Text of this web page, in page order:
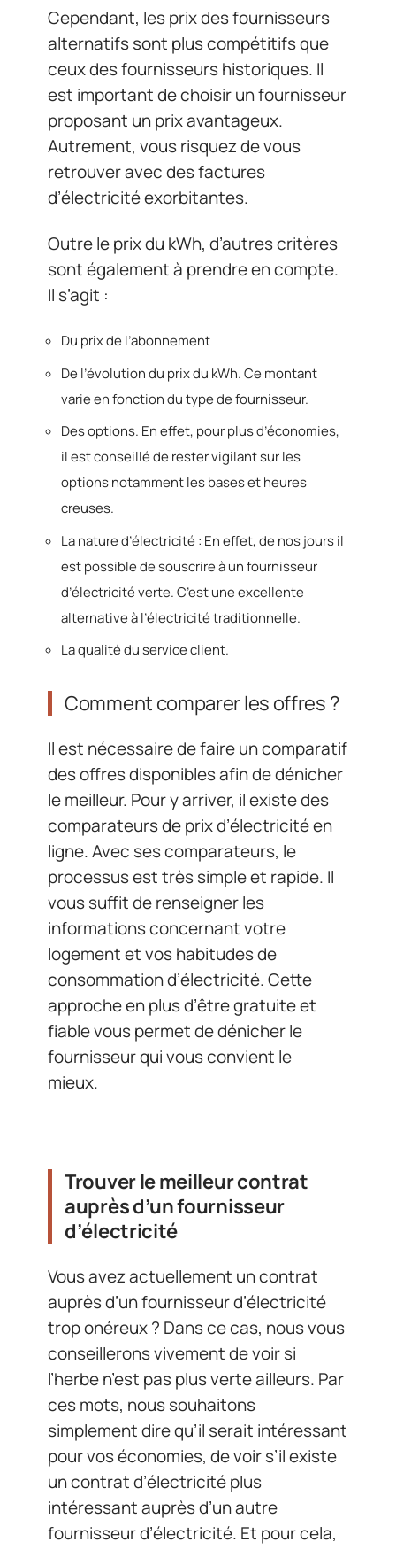
Cependant, les prix des fournisseurs
alternatifs sont plus compétitifs que
ceux des fournisseurs historiques. Il
est important de choisir un fournisseur
proposant un prix avantageux.
Autrement, vous risquez de vous
retrouver avec des factures
d’électricité exorbitantes.
Outre le prix du kWh, d’autres critères
sont également à prendre en compte.
Il s’agit :
Du prix de l’abonnement
De l’évolution du prix du kWh. Ce montant
varie en fonction du type de fournisseur.
Des options. En effet, pour plus d’économies,
il est conseillé de rester vigilant sur les
options notamment les bases et heures
creuses.
La nature d’électricité : En effet, de nos jours il
est possible de souscrire à un fournisseur
d’électricité verte. C’est une excellente
alternative à l’électricité traditionnelle.
La qualité du service client.
Comment comparer les offres ?
Il est nécessaire de faire un comparatif
des offres disponibles afin de dénicher
le meilleur. Pour y arriver, il existe des
comparateurs de prix d’électricité en
ligne. Avec ses comparateurs, le
processus est très simple et rapide. Il
vous suffit de renseigner les
informations concernant votre
logement et vos habitudes de
consommation d’électricité. Cette
approche en plus d’être gratuite et
fiable vous permet de dénicher le
fournisseur qui vous convient le
mieux.
Trouver le meilleur contrat
auprès d’un fournisseur
d’électricité
Vous avez actuellement un contrat
auprès d’un fournisseur d’électricité
trop onéreux ? Dans ce cas, nous vous
conseillerons vivement de voir si
l’herbe n’est pas plus verte ailleurs. Par
ces mots, nous souhaitons
simplement dire qu’il serait intéressant
pour vos économies, de voir s’il existe
un contrat d’électricité plus
intéressant auprès d’un autre
fournisseur d’électricité. Et pour cela,